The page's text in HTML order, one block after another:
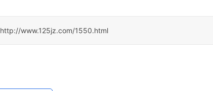
http://www.125jz.com/1550.html